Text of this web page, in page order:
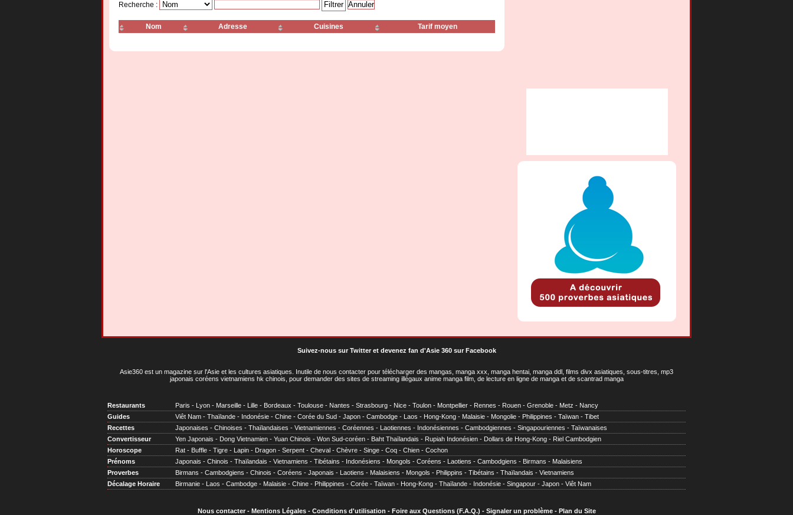
Nouvelle Etoile D'Or Shizuoka
Recherche :
Nom Adresse Cuisines Tarif moyen
Suivez-nous sur Twitteret devenez fan d'Asie 360 sur Facebook
Asie360 est un magazine sur l'Asie et les cultures asiatiques . Inutile de nous contacter pour télécharger des mangas, manga xxx, manga hentai, manga ddl, films divx asiatiques, sous-titres, mp3
japonais coréens vietnamiens hk chinois, pour demander des sites de streaming illégaux anime manga film, de lecture en ligne de manga et de scantrad manga
Restaurants Paris - Lyon - Marseille - Lille - Bordeaux - Toulouse - Nantes - Strasbourg - Nice - Toulon - Montpellier - Rennes - Rouen - Grenoble - Metz - Nancy
Guides
Viêt Nam - Thaïlande - Indonésie - Chine - Corée du Sud - Japon - Cambodge - Laos - Hong-Kong - Malaisie - Mongolie - Philippines - Taïwan - Tibet
Recettes
Japonaises - Chinoises - Thaïlandaises - Vietnamiennes - Coréennes - Laotiennes - Indonésiennes - Cambodgiennes - Singapouriennes - Taïwanaises
Convertisseur
Yen Japonais - Dong Vietnamien - Yuan Chinois - Won Sud-coréen - Baht Thaïlandais - Rupiah Indonésien - Dollars de Hong-Kong - Riel Cambodgien
Horoscope
Rat - Buffle - Tigre - Lapin - Dragon - Serpent - Cheval - Chèvre - Singe - Coq - Chien - Cochon
Prénoms
Japonais - Chinois - Thaïlandais - Vietnamiens - Tibétains - Indonésiens - Mongols - Coréens - Laotiens - Cambodgiens - Birmans - Malaisiens
Proverbes
Birmans - Cambodgiens - Chinois - Coréens - Japonais - Laotiens - Malaisiens - Mongols - Philippins - Tibétains - Thaïlandais - Vietnamiens
Décalage Horaire
Birmanie - Laos - Cambodge - Malaisie - Chine - Philippines - Corée - Taïwan - Hong-Kong - Thaïlande - Indonésie - Singapour - Japon - Viêt Nam
Nous contacter- Mentions Légales- Conditions d'utilisation - Foire aux Questions (F.A.Q.) - Signaler un problème- Plan du Site